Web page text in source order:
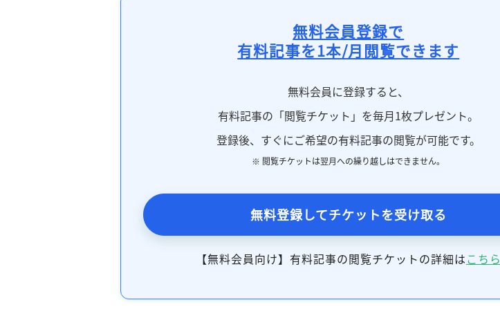
無料会員登録で
有料記事を1本/月閲覧できます
無料会員に登録すると、
有料記事の「閲覧チケット」を毎月1枚プレゼント。
登録後、すぐにご希望の有料記事の閲覧が可能です。
※ 閲覧チケットは翌月への繰り越しはできません。
無料登録してチケットを受け取る
【無料会員向け】有料記事の閲覧チケットの詳細はこちら